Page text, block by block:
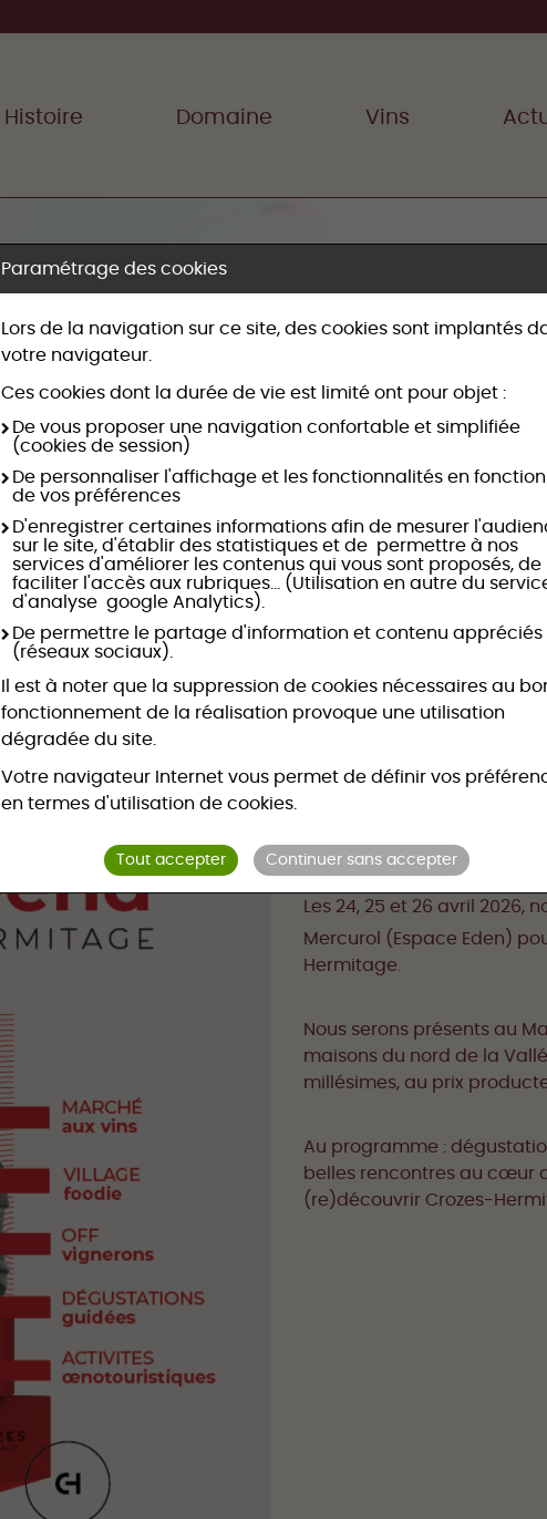
Histoire Domaine Vins
Les 24, 25 et 26 avril 2026,
Mercurol (Espace Eden)
Hermitage.
Nous serons présents au
maisons du nord de la
millésimes, au prix
Au programme :
belles rencontres au cœur
(re)découvrir Crozes-
Paramétrage des cookies
Lors de la navigation sur ce site, des cookies sont implantés
votre navigateur.
Ces cookies dont la durée de vie est limité ont pour objet :
De vous proposer une navigation confortable et simplifiée
(cookies de session)
De personnaliser l'affichage et les fonctionnalités en fonction
de vos préférences
D'enregistrer certaines informations afin de mesurer
sur le site, d'établir des statistiques et de permettre à nos
services d'améliorer les contenus qui vous sont proposés, de
faciliter l'accès aux rubriques... (Utilisation en autre du
d'analyse google Analytics).
De permettre le partage d'information et contenu appréciés
(réseaux sociaux).
Il est à noter que la suppression de cookies nécessaires au
fonctionnement de la réalisation provoque une utilisation
dégradée du site.
Votre navigateur Internet vous permet de définir vos
en termes d'utilisation de cookies.
Tout accepter Continuer sans accepter